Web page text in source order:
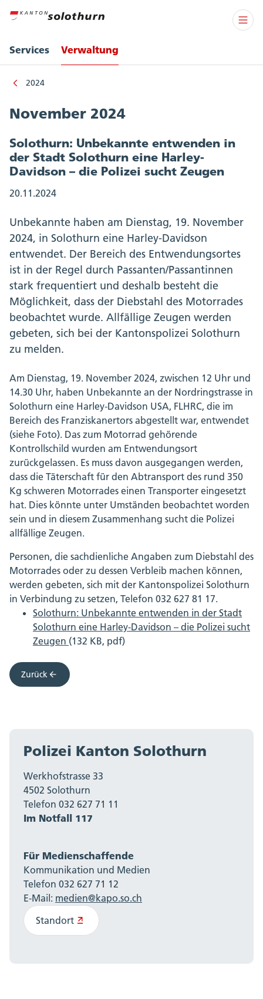
Services Verwaltung
2024
November 2024
Solothurn: Unbekannte entwenden in
der Stadt Solothurn eine Harley-
Davidson – die Polizei sucht Zeugen
20.11.2024
Unbekannte haben am Dienstag, 19. November
2024, in Solothurn eine Harley-Davidson
entwendet. Der Bereich des Entwendungsortes
ist in der Regel durch Passanten/Passantinnen
stark frequentiert und deshalb besteht die
Möglichkeit, dass der Diebstahl des Motorrades
beobachtet wurde. Allfällige Zeugen werden
gebeten, sich bei der Kantonspolizei Solothurn
zu melden.
Am Dienstag, 19. November 2024, zwischen 12 Uhr und
14.30 Uhr, haben Unbekannte an der Nordringstrasse in
Solothurn eine Harley-Davidson USA, FLHRC, die im
Bereich des Franziskanertors abgestellt war, entwendet
(siehe Foto). Das zum Motorrad gehörende
Kontrollschild wurden am Entwendungsort
zurückgelassen. Es muss davon ausgegangen werden,
dass die Täterschaft für den Abtransport des rund 350
Kg schweren Motorrades einen Transporter eingesetzt
hat. Dies könnte unter Umständen beobachtet worden
sein und in diesem Zusammenhang sucht die Polizei
allfällige Zeugen.
Personen, die sachdienliche Angaben zum Diebstahl des
Motorrades oder zu dessen Verbleib machen können,
werden gebeten, sich mit der Kantonspolizei Solothurn
in Verbindung zu setzen, Telefon 032 627 81 17.
Solothurn: Unbekannte entwenden in der Stadt
Solothurn eine Harley-Davidson – die Polizei sucht
Zeugen (132 KB, pdf)
Zurück
Polizei Kanton Solothurn
Werkhofstrasse 33
4502 Solothurn
Telefon 032 627 71 11
Im Notfall 117
Für Medienschaffende
Kommunikation und Medien
Telefon 032 627 71 12
E-Mail: medien@kapo.so.ch
Standort